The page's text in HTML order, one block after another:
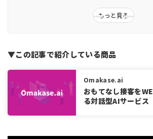
もっと見る
顧客と1対1のリアルタイムコミュニケーシ
サイト離脱の防止
訪問ユーザーの行動がわかる
ビジネスチャットツールの導入デメリ
▼この記事で紹介している商品
Omakase.ai
おもてなし接客を
る対話型AIサービス